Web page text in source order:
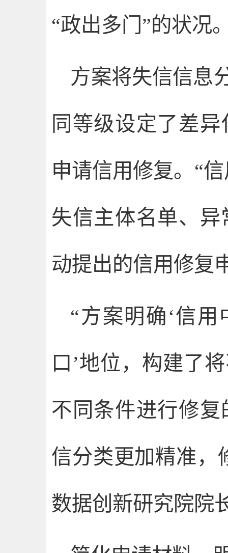
“政出多门”的状况
方案将失信信息
同等级设定了差
申请信用修复。“
失信主体名单、
动提出的信用修复
“方案明确‘信
口’地位，构建了
不同条件进行修
信分类更加精准，
数据创新研究院院